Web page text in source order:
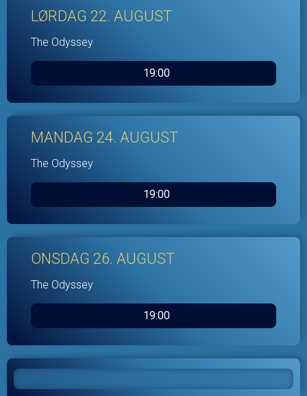
LØRDAG 22. AUGUST
The Odyssey
19:00
MANDAG 24. AUGUST
The Odyssey
19:00
ONSDAG 26. AUGUST
The Odyssey
19:00